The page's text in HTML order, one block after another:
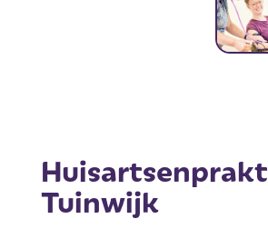
Tuinwijk